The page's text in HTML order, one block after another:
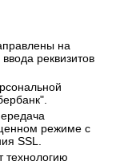
на
реквизитов
режиме с
SSL.
технологию